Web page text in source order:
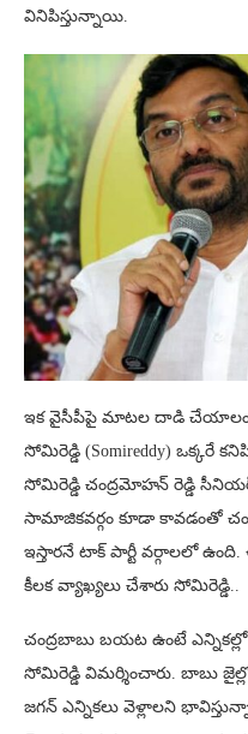
వినిపిస్తున్నాయి.
ఇక వైసీపీపై మాటల దాడి చేయాలంటే
సోమిరెడ్డి (Somireddy) ఒక్కరే
సోమిరెడ్డి చంద్రమోహన్ రెడ్డి
సామాజికవర్గం కూడా కావడంతో
ఇస్తారనే టాక్ పార్టీ వర్గాలలో ఉంది.
కీలక వ్యాఖ్యలు చేశారు సోమిరెడ్డి..
చంద్రబాబు బయట ఉంటే
సోమిరెడ్డి విమర్శించారు. బాబు
జగన్ ఎన్నికలు వెళ్లాలని